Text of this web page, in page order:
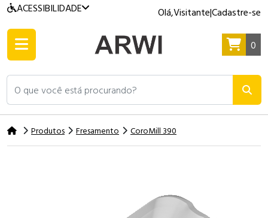
ACESSIBILIDADE Olá,Visitante|Cadastre-se
O que você está procurando?
0
Produtos Fresamento CoroMill 390